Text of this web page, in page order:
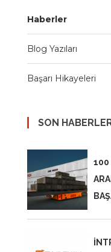
Haberler
Blog Yazıları
Başarı Hikayeleri
SON
100